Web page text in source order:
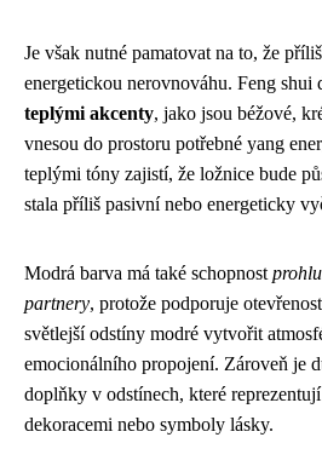
Je však nutné pamatovat na to, že
energetickou nerovnováhu. Feng shui
teplými akcenty, jako jsou béžové,
vnesou do prostoru potřebné yang
teplými tóny zajistí, že ložnice bude
stala příliš pasivní nebo energeticky
Modrá barva má také schopnost
partnery, protože podporuje
světlejší odstíny modré vytvořit
emocionálního propojení. Zároveň je
doplňky v odstínech, které
dekoracemi nebo symboly lásky.